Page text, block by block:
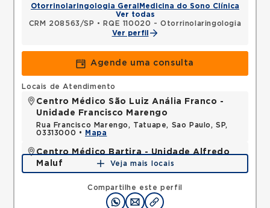
Otorrinolaringologia Geral Medicina do Sono Clínica
Ver todas
CRM 208563/SP •
RQE 110020 - Otorrinolaringologia
Ver perfil
Agende uma consulta
Compartilhe este perfil
Locais de Atendimento
Centro Médico São Luiz Anália Franco -
Unidade Francisco Marengo
Rua Francisco Marengo, Tatuape, Sao Paulo, SP,
03313000 •
Mapa
Centro Médico Bartira - Unidade Alfredo
Maluf
Avenida Alfredo Maluf, Jardim Santo Antonio,
Santo Andre, SP, 09240410 •
Mapa
Veja mais locais